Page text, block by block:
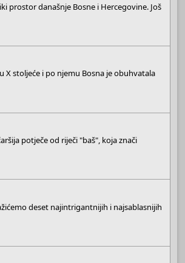
prostor današnje Bosne i Hercegovine. Još
X stoljeće i po njemu Bosna je obuhvatala
potječe od riječi "baš", koja znači
deset najintrigantnijih i najsablasnijih